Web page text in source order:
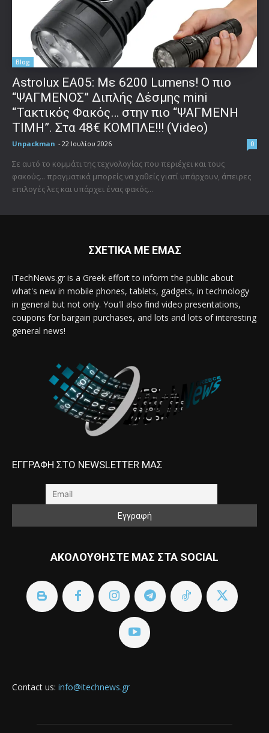
Blog
Astrolux ΕΑ05: Με 6200 Lumens! Ο πιο
“ΨΑΓΜΕΝΟΣ” Διπλής Δέσμης mini
“Τακτικός Φακός… στην πιο “ΨΑΓΜΕΝΗ
ΤΙΜΗ”. Στα 48€ ΚΟΜΠΛΕ!!! (Video)
Unpackman - 22 Ιουλίου 2026 0
Σε αυτό το κομμάτι της τεχνολογίας που περιέχει και τους
φακούς... πραγματικά μπορείς να χαθείς γιατί υπάρχουν, άπειρες
επιλογές λες και υπάρχει ένας φακός...
ΣΧΕΤΙΚΑ ΜΕ ΕΜΑΣ
iTechNews.gr is a Greek effort to inform the public about
what's new in mobile phones, tablets, gadgets, in technology
in general but not only. You'll also find video presentations,
coupons for bargain purchases, and lots and lots of interesting
general news!
ΕΓΓΡΑΦΗ ΣΤΟ NEWSLETTER ΜΑΣ
ΑΚΟΛΟΥΘΗΣΤΕ ΜΑΣ ΣΤΑ SOCIAL
Contact us: info@itechnews.gr